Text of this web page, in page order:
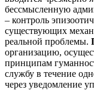
бессмысленную
– контроль
существующих
реальной проблемы.
организацию,
принципам
службу в течение
через уведомление